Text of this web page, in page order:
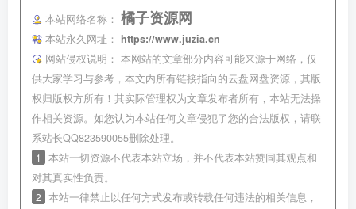
本站网络名称： 橘子资源网
本站永久网址：
https://www.juzia.cn
网站侵权说明： 本网站的文章部分内容可能来源于网络，仅
供大家学习与参考，本文内所有链接指向的云盘网盘资源，其版
权归版权方所有！其实际管理权为文章发布者所有，本站无法操
作相关资源。如您认为本站任何文章侵犯了您的合法版权，请联
系站长QQ823590055删除处理。
1
本站一切资源不代表本站立场，并不代表本站赞同其观点和
对其真实性负责。
2 本站一律禁止以任何方式发布或转载任何违法的相关信息，